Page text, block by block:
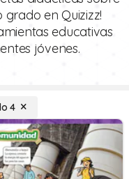
en Quizizz!
educativas
jóvenes.
4